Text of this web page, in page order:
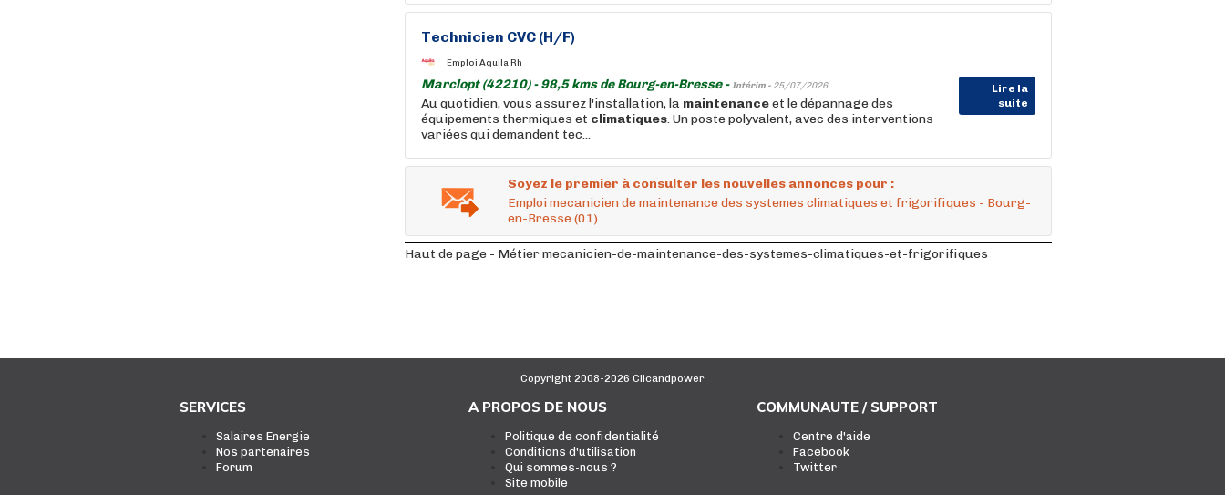
Technicien CVC (H/F)
Emploi Aquila Rh
Marclopt (42210) - 98,5 kms de Bourg-en-Bresse -Intérim - 25/07/2026
Lire la
suite
Au quotidien, vous assurez l'installation, la maintenanceet le dépannage des
équipements thermiques et climatiques. Un poste polyvalent, avec des interventions
variées qui demandent tec...
Soyez le premier à consulter les nouvelles annonces pour :
Emploi mecanicien de maintenance des systemes climatiques et frigorifiques - Bourg-
en-Bresse (01)
Haut de page - Métier mecanicien-de-maintenance-des-systemes-climatiques-et-frigorifiques
Copyright 2008-2026 Clicandpower
SERVICES
Salaires Energie
Nos partenaires
Forum
A PROPOS DE NOUS
Politique de confidentialité
Conditions d'utilisation
Qui sommes-nous ?
Site mobile
COMMUNAUTE / SUPPORT
Centre d'aide
Facebook
Twitter